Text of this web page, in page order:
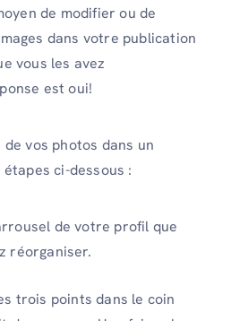
de modifier ou de
dans votre publication
vous les avez
est oui!
vos photos dans un
ci-dessous :
de votre profil que
réorganiser.
trois points dans le coin